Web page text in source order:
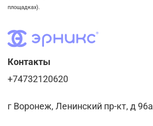
площадках).
Контакты
+74732120620
г Воронеж, Ленинский пр-кт, д 96а